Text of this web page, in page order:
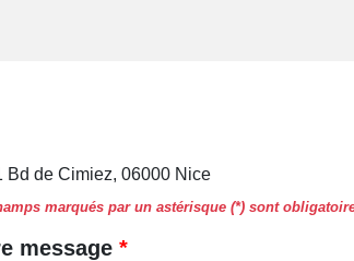
Bd de Cimiez, 06000 Nice
marqués par un astérisque (*) sont
message